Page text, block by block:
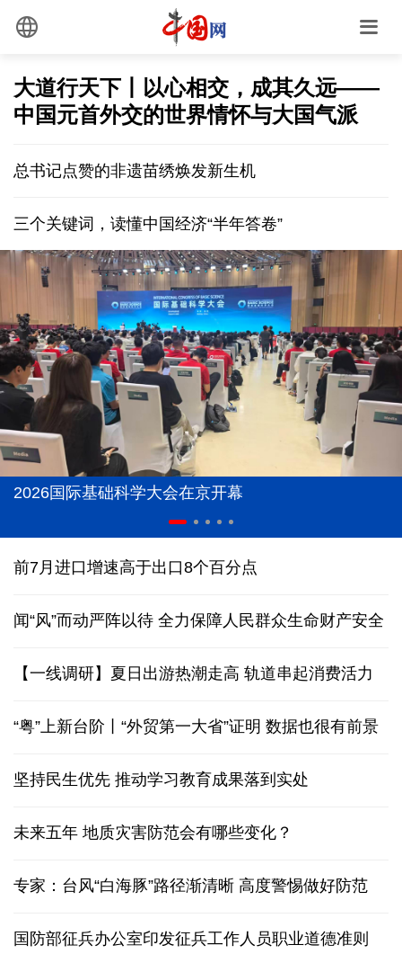
大道行天下丨以心相交，成其久远——
中国元首外交的世界情怀与大国气派
总书记点赞的非遗苗绣焕发新生机
三个关键词，读懂中国经济“半年答卷”
2026国际基础科学大会在京开幕
前7月进口增速高于出口8个百分点
闻“风”而动严阵以待 全力保障人民群众生命财产安全
【一线调研】夏日出游热潮走高 轨道串起消费活力
“粤”上新台阶丨“外贸第一大省”证明 数据也很有前景
坚持民生优先 推动学习教育成果落到实处
未来五年 地质灾害防范会有哪些变化？
专家：台风“白海豚”路径渐清晰 高度警惕做好防范
国防部征兵办公室印发征兵工作人员职业道德准则